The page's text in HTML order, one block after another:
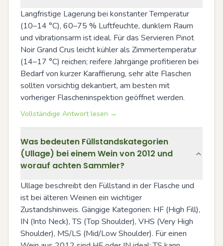
Langfristige Lagerung bei konstanter Temperatur
(10–14 °C), 60–75 % Luftfeuchte, dunklem Raum
und vibrationsarm ist ideal. Für das Servieren Pinot
Noir Grand Crus leicht kühler als Zimmertemperatur
(14–17 °C) reichen; reifere Jahrgänge profitieren bei
Bedarf von kurzer Karaffierung, sehr alte Flaschen
sollten vorsichtig dekantiert, am besten mit
vorheriger Flascheninspektion geöffnet werden.
Vollständige Antwort lesen →
Was bedeuten Füllstandskategorien
(Ullage) bei einem Wein von 2012 und
worauf achten Sammler?
Ullage beschreibt den Füllstand in der Flasche und
ist bei älteren Weinen ein wichtiger
Zustandshinweis. Gängige Kategorien: HF (High Fill),
IN (Into Neck), TS (Top Shoulder), VHS (Very High
Shoulder), MS/LS (Mid/Low Shoulder). Für einen